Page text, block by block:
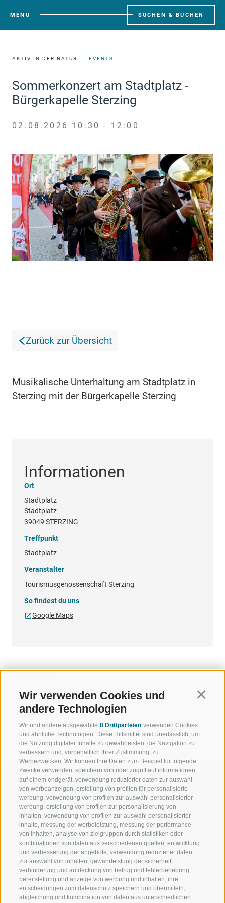
Wir verwenden Cookies und
andere Technologien
Wir und andere ausgewählte 8 Drittparteien verwenden Cookies
und ähnliche Technologien. Diese Hilfsmittel sind unerlässlich, um
die Nutzung digitaler Inhalte zu gewährleisten, die Navigation zu
verbessern und, vorbehaltlich Ihrer Zustimmung, zu
Werbezwecken. Wir können Ihre Daten zum Beispiel für folgende
Zwecke verwenden: speichern von oder zugriff auf informationen
auf einem endgerät, verwendung reduzierter daten zur auswahl
von werbeanzeigen, erstellung von profilen für personalisierte
werbung, verwendung von profilen zur auswahl personalisierter
werbung, erstellung von profilen zur personalisierung von
inhalten, verwendung von profilen zur auswahl personalisierter
inhalte, messung der werbeleistung, messung der performance
von inhalten, analyse von zielgruppen durch statistiken oder
kombinationen von daten aus verschiedenen quellen, entwicklung
und verbesserung der angebote, verwendung reduzierter daten
zur auswahl von inhalten, gewährleistung der sicherheit,
verhinderung und aufdeckung von betrug und fehlerbehebung,
bereitstellung und anzeige von werbung und inhalten, ihre
entscheidungen zum datenschutz speichern und übermitteln,
abgleichung und kombination von daten aus unterschiedlichen
MENU SUCHEN & BUCHEN
AKTIV IN DER NATUR EVENTS
Sommerkonzert am Stadtplatz -
Bürgerkapelle Sterzing
02.08.2026 10:30 - 12:00
Zurück zur Übersicht
Musikalische Unterhaltung am Stadtplatz in
Sterzing mit der Bürgerkapelle Sterzing
Informationen
Ort
Stadtplatz
Stadtplatz
39049 STERZING
Treffpunkt
Stadtplatz
Veranstalter
Tourismusgenossenschaft Sterzing
So findest du uns
Google Maps
02.08.2026 10:30 - 12:00
WILLKOMMEN IN DER
FERIENREGION RATSCHINGS
JAUFENTAL
RATSCHINGS
RIDNAUNTAL
SPORT
MENGE
SKIFAHREN
WANDERN
HOCHALPINE